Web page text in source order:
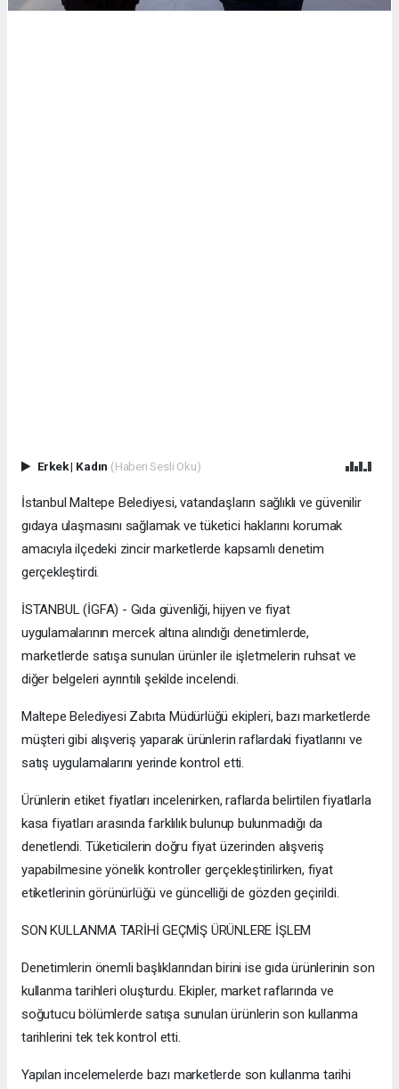
Erkek| Kadın (Haberi Sesli Oku)
İstanbul Maltepe Belediyesi, vatandaşların sağlıklı ve güvenilir
gıdaya ulaşmasını sağlamak ve tüketici haklarını korumak
amacıyla ilçedeki zincir marketlerde kapsamlı denetim
gerçekleştirdi.
İSTANBUL (İGFA) - Gıda güvenliği, hijyen ve fiyat
uygulamalarının mercek altına alındığı denetimlerde,
marketlerde satışa sunulan ürünler ile işletmelerin ruhsat ve
diğer belgeleri ayrıntılı şekilde incelendi.
Maltepe Belediyesi Zabıta Müdürlüğü ekipleri, bazı marketlerde
müşteri gibi alışveriş yaparak ürünlerin raflardaki fiyatlarını ve
satış uygulamalarını yerinde kontrol etti.
Ürünlerin etiket fiyatları incelenirken, raflarda belirtilen fiyatlarla
kasa fiyatları arasında farklılık bulunup bulunmadığı da
denetlendi. Tüketicilerin doğru fiyat üzerinden alışveriş
yapabilmesine yönelik kontroller gerçekleştirilirken, fiyat
etiketlerinin görünürlüğü ve güncelliği de gözden geçirildi.
SON KULLANMA TARİHİ GEÇMİŞ ÜRÜNLERE İŞLEM
Denetimlerin önemli başlıklarından birini ise gıda ürünlerinin son
kullanma tarihleri oluşturdu. Ekipler, market raflarında ve
soğutucu bölümlerde satışa sunulan ürünlerin son kullanma
tarihlerini tek tek kontrol etti.
Yapılan incelemelerde bazı marketlerde son kullanma tarihi